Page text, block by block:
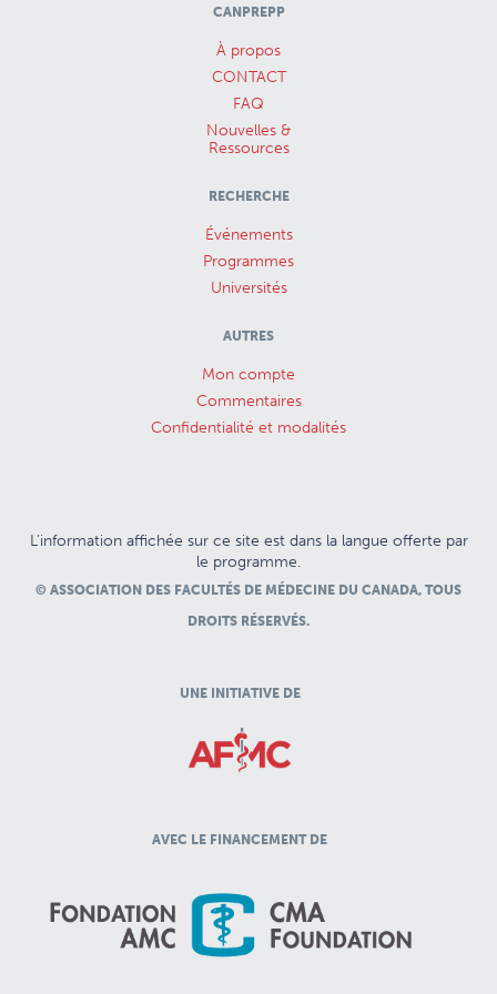
CANPREPP
À propos
CONTACT
FAQ
Nouvelles &
Ressources
RECHERCHE
Événements
Programmes
Universités
AUTRES
Mon compte
Commentaires
Confidentialité et modalités
L’information affichée sur ce site est dans la langue offerte par
le programme.
© ASSOCIATION DES FACULTÉS DE MÉDECINE DU CANADA, TOUS
DROITS RÉSERVÉS.
UNE INITIATIVE DE
AVEC LE FINANCEMENT DE